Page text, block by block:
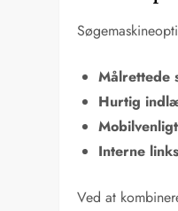
Målrettede
Hurtig
Interne links
Ved at